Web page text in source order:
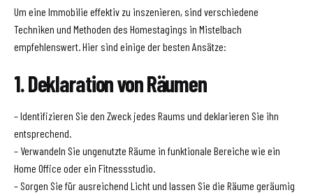
Um eine Immobilie effektiv zu inszenieren, sind verschiedene
Techniken und Methoden des Homestagings in Mistelbach
empfehlenswert. Hier sind einige der besten Ansätze:
1. Deklaration von Räumen
– Identifizieren Sie den Zweck jedes Raums und deklarieren Sie ihn
entsprechend.
– Verwandeln Sie ungenutzte Räume in funktionale Bereiche wie ein
Home Office oder ein Fitnessstudio.
– Sorgen Sie für ausreichend Licht und lassen Sie die Räume geräumig